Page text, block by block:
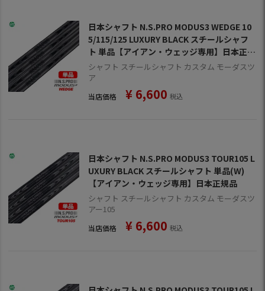
日本シャフト N.S.PRO MODUS3 WEDGE 10
5/115/125 LUXURY BLACK スチールシャフ
ト 単品【アイアン・ウェッジ専用】日本正規
品
シャフト スチールシャフト カスタム モーダスツ
ア
当店価格 ¥ 6,600 税込
日本シャフト N.S.PRO MODUS3 TOUR105 L
UXURY BLACK スチールシャフト 単品(W)
【アイアン・ウェッジ専用】日本正規品
シャフト スチールシャフト カスタム モーダスツ
アー105
当店価格 ¥ 6,600 税込